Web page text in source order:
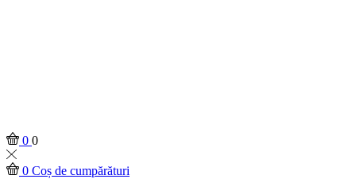
0 0
0 Coș de cumpărături